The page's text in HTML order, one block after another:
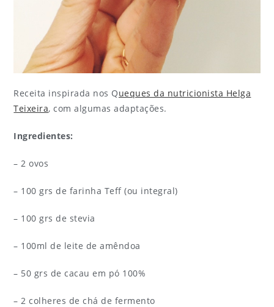
Receita inspirada nos Queques da nutricionista Helga
Teixeira, com algumas adaptações.
Ingredientes:
– 2 ovos
– 100 grs de farinha Teff (ou integral)
– 100 grs de stevia
– 100ml de leite de amêndoa
– 50 grs de cacau em pó 100%
– 2 colheres de chá de fermento